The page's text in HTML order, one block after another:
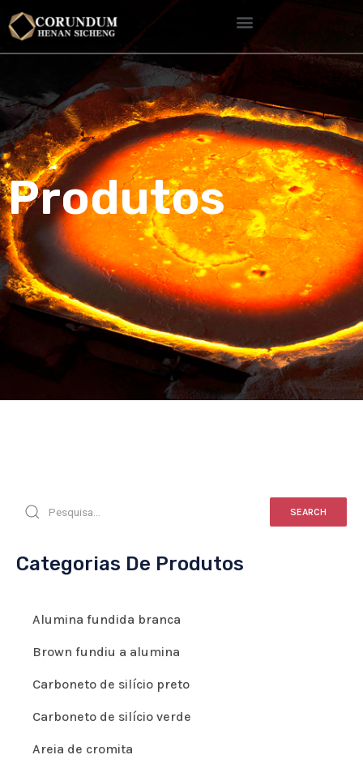
Produtos
SEARCH
Categorias De Produtos
Alumina fundida branca
Brown fundiu a alumina
Carboneto de silício preto
Carboneto de silício verde
Areia de cromita